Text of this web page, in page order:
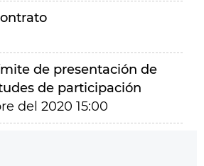
de presentación de
de participación
del 2020 15:00